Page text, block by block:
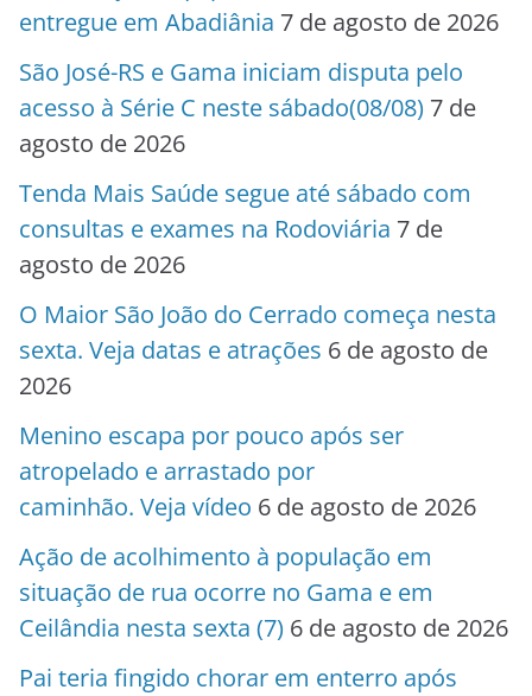
entregue em Abadiânia 7 de agosto de 2026
São José-RS e Gama iniciam disputa pelo
acesso à Série C neste sábado(08/08) 7 de
agosto de 2026
Tenda Mais Saúde segue até sábado com
consultas e exames na Rodoviária 7 de
agosto de 2026
O Maior São João do Cerrado começa nesta
sexta. Veja datas e atrações 6 de agosto de
2026
Menino escapa por pouco após ser
atropelado e arrastado por
caminhão. Veja vídeo 6 de agosto de 2026
Ação de acolhimento à população em
situação de rua ocorre no Gama e em
Ceilândia nesta sexta (7) 6 de agosto de 2026
Pai teria fingido chorar em enterro após